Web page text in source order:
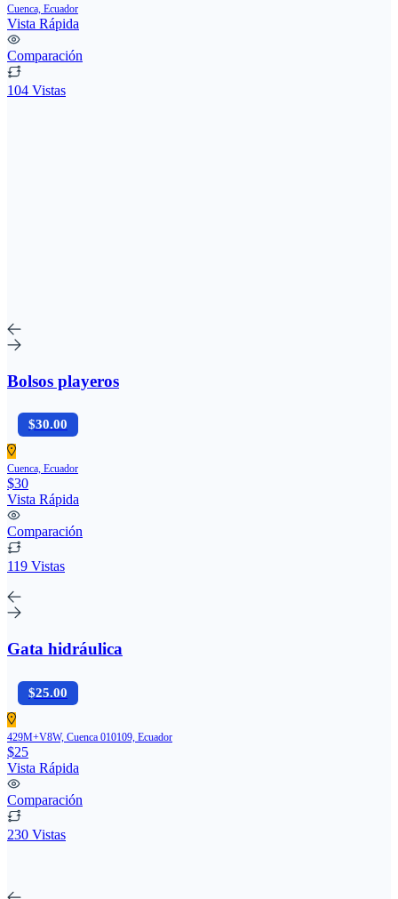
Cuenca, Ecuador
Vista Rápida
Comparación
104 Vistas
Bolsos playeros
$30.00
Cuenca, Ecuador
$30
Vista Rápida
Comparación
119 Vistas
Gata hidráulica
$25.00
429M+V8W, Cuenca 010109, Ecuador
$25
Vista Rápida
Comparación
230 Vistas